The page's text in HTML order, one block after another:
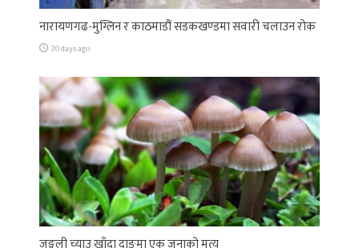
नारायणगढ-मुग्लिन र काठमाडौं सडकखण्डमा सवारी चलाउन रोक
20 days ago